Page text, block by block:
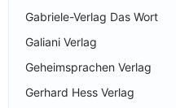
Gabriele-Verlag Das Wort
Galiani Verlag
Geheimsprachen Verlag
Gerhard Hess Verlag